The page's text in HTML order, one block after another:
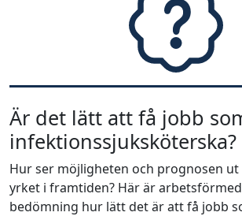
Är det lätt att få jobb
infektionssjuksköterska?
Hur ser möjligheten och prognosen
yrket i framtiden? Här är
bedömning hur lätt det är att få jobb